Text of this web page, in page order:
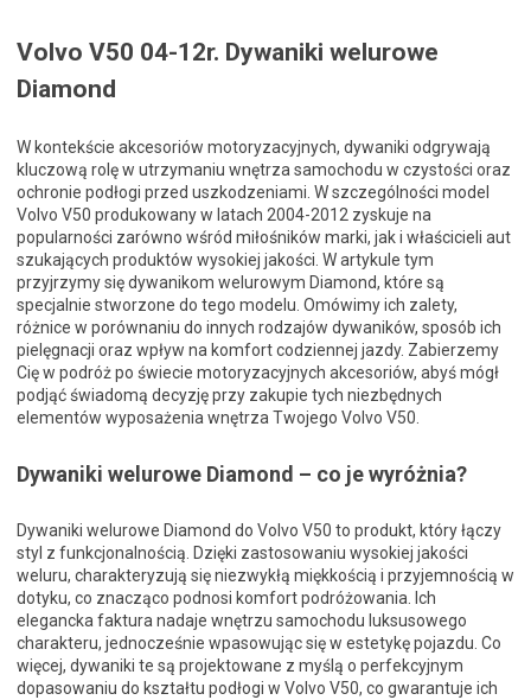
Volvo V50 04-12r. Dywaniki welurowe
Diamond
W kontekście akcesoriów motoryzacyjnych, dywaniki odgrywają
kluczową rolę w utrzymaniu wnętrza samochodu w czystości oraz
ochronie podłogi przed uszkodzeniami. W szczególności model
Volvo V50 produkowany w latach 2004-2012 zyskuje na
popularności zarówno wśród miłośników marki, jak i właścicieli aut
szukających produktów wysokiej jakości. W artykule tym
przyjrzymy się dywanikom welurowym Diamond, które są
specjalnie stworzone do tego modelu. Omówimy ich zalety,
różnice w porównaniu do innych rodzajów dywaników, sposób ich
pielęgnacji oraz wpływ na komfort codziennej jazdy. Zabierzemy
Cię w podróż po świecie motoryzacyjnych akcesoriów, abyś mógł
podjąć świadomą decyzję przy zakupie tych niezbędnych
elementów wyposażenia wnętrza Twojego Volvo V50.
Dywaniki welurowe Diamond – co je wyróżnia?
Dywaniki welurowe Diamond do Volvo V50 to produkt, który łączy
styl z funkcjonalnością. Dzięki zastosowaniu wysokiej jakości
weluru, charakteryzują się niezwykłą miękkością i przyjemnością w
dotyku, co znacząco podnosi komfort podróżowania. Ich
elegancka faktura nadaje wnętrzu samochodu luksusowego
charakteru, jednocześnie wpasowując się w estetykę pojazdu. Co
więcej, dywaniki te są projektowane z myślą o perfekcyjnym
dopasowaniu do kształtu podłogi w Volvo V50, co gwarantuje ich